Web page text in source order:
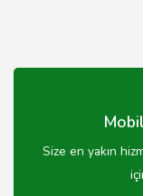
Size en yakın